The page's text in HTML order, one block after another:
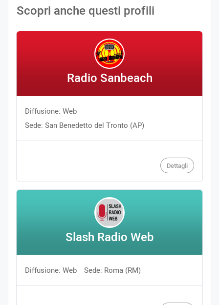
Scopri anche questi profili
Radio Sanbeach
Diffusione: Web
Sede: San Benedetto del Tronto (AP)
Dettagli
Slash Radio Web
Diffusione: Web Sede: Roma (RM)